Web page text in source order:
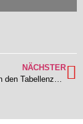
NÄCHSTER
Dreier gegen den Tabellenzweiten – TSV 1b schlägt Sickenhofen mit 4:2